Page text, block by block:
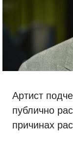
Артист
публично
причинах